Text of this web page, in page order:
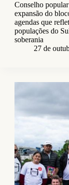
Conselho
expansão do
agendas que
populações do
soberania
27 de